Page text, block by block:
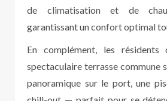
de climatisation et de
garantissant un confort optimal
En complément, les
spectaculaire terrasse commune
panoramique sur le port, une